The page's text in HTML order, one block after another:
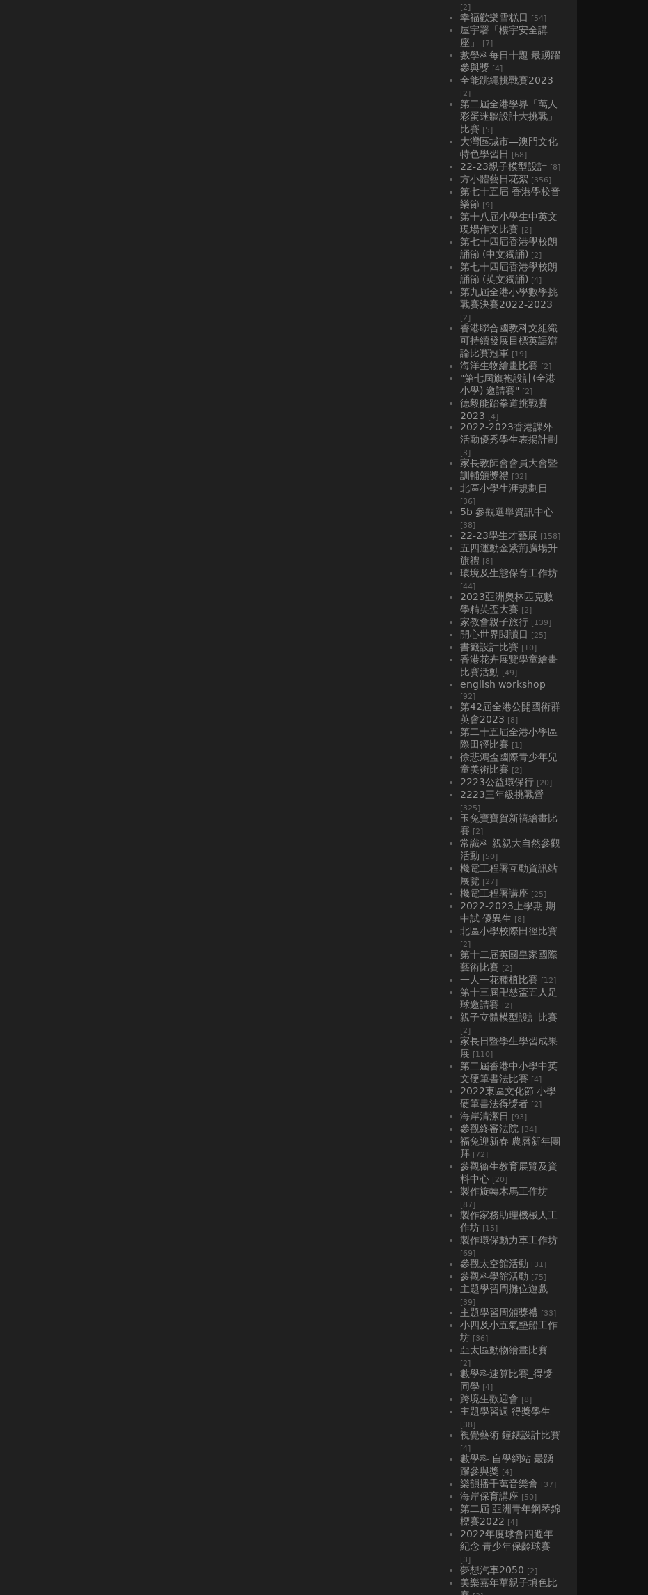
[2]
幸福歡樂雪糕日 [54]
屋宇署「樓宇安全講
座」
[7]
數學科每日十題 最踴躍
參與獎 [4]
全能跳繩挑戰賽2023
[2]
第二屆全港學界「萬人
彩蛋迷牆設計大挑戰」
比賽 [5]
大灣區城市—澳門文化
特色學習日 [68]
22-23親子模型設計 [8]
方小體藝日花絮 [356]
第七十五屆 香港學校音
樂節 [9]
第十八屆小學生中英文
現場作文比賽 [2]
第七十四屆香港學校朗
誦節 (中文獨誦) [2]
第七十四屆香港學校朗
誦節 (英文獨誦) [4]
第九屆全港小學數學挑
戰賽決賽2022-2023
[2]
香港聯合國教科文組織
可持續發展目標英語辯
論比賽冠軍 [19]
海洋生物繪畫比賽 [2]
"第七屆旗袍設計(全港
小學) 邀請賽" [2]
德毅能跆拳道挑戰賽
2023 [4]
2022-2023香港課外
活動優秀學生表揚計劃
[3]
家長教師會會員大會暨
訓輔頒獎禮 [32]
北區小學生涯規劃日
[36]
5b 參觀選舉資訊中心
[38]
22-23學生才藝展 [158]
五四運動金紫荊廣場升
旗禮 [8]
環境及生態保育工作坊
[44]
2023亞洲奧林匹克數
學精英盃大賽 [2]
家教會親子旅行 [139]
開心世界閱讀日 [25]
書籤設計比賽 [10]
香港花卉展覽學童繪畫
比賽活動 [49]
english workshop
[92]
第42屆全港公開國術群
英會2023 [8]
第二十五屆全港小學區
際田徑比賽 [1]
徐悲鴻盃國際青少年兒
童美術比賽 [2]
2223公益環保行 [20]
2223三年級挑戰營
[325]
玉兔寶寶賀新禧繪畫比
賽 [2]
常識科 親親大自然參觀
活動 [50]
機電工程署互動資訊站
展覽 [27]
機電工程署講座 [25]
2022-2023上學期 期
中試 優異生 [8]
北區小學校際田徑比賽
[2]
第十二屆英國皇家國際
藝術比賽 [2]
一人一花種植比賽 [12]
第十三屆卍慈盃五人足
球邀請賽 [2]
親子立體模型設計比賽
[2]
家長日暨學生學習成果
展 [110]
第二屆香港中小學中英
文硬筆書法比賽 [4]
2022東區文化節 小學
硬筆書法得獎者 [2]
海岸清潔日 [93]
參觀終審法院 [34]
福兔迎新春 農曆新年團
拜 [72]
參觀衞生教育展覽及資
料中心 [20]
製作旋轉木馬工作坊
[87]
製作家務助理機械人工
作坊 [15]
製作環保動力車工作坊
[69]
參觀太空館活動 [31]
參觀科學館活動 [75]
主題學習周攤位遊戲
[39]
主題學習周頒獎禮 [33]
小四及小五氣墊船工作
坊 [36]
亞太區動物繪畫比賽
[2]
數學科速算比賽_得獎
同學 [4]
跨境生歡迎會 [8]
主題學習週 得獎學生
[38]
視覺藝術 鐘錶設計比賽
[4]
數學科 自學網站 最踴
躍參與獎 [4]
樂韻播千萬音樂會 [37]
海岸保育講座 [50]
第二屆 亞洲青年鋼琴錦
標賽2022 [4]
2022年度球會四週年
紀念 青少年保齡球賽
[3]
夢想汽車2050 [2]
美樂嘉年華親子填色比